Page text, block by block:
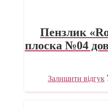
Пензлик
плоска №04
Залишити відгук